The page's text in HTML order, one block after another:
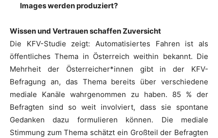
Images werden produziert?
Wissen und Vertrauen schaffen Zuversicht
Die KFV-Studie zeigt: Automatisiertes Fahren ist als
öffentliches Thema in Österreich weithin bekannt. Die
Mehrheit der Österreicher*innen gibt in der KFV-
Befragung an, das Thema bereits über verschiedene
mediale Kanäle wahrgenommen zu haben. 85 % der
Befragten sind so weit involviert, dass sie spontane
Gedanken dazu formulieren können. Die mediale
Stimmung zum Thema schätzt ein Großteil der Befragten